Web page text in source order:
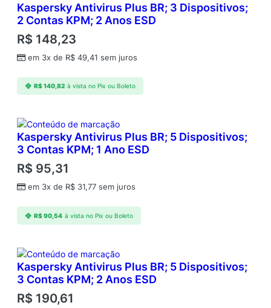
Kaspersky Antivirus Plus BR; 3 Dispositivos;
2 Contas KPM; 2 Anos ESD
R$ 148,23
em 3x de R$ 49,41 sem juros
R$140,82 à vista no Pix ou Boleto
Kaspersky Antivirus Plus BR; 5 Dispositivos;
3 Contas KPM; 1 Ano ESD
R$ 95,31
em 3x de R$ 31,77 sem juros
R$90,54 à vista no Pix ou Boleto
Kaspersky Antivirus Plus BR; 5 Dispositivos;
3 Contas KPM; 2 Anos ESD
R$ 190,61